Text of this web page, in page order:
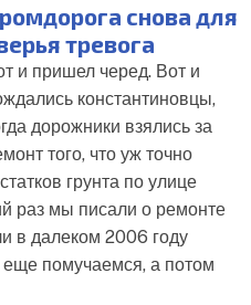
снова для
тревога
и пришел черед. Вот и
константиновцы,
дорожники взялись за
того, что уж точно
грунта по улице
раз мы писали о ремонте
в далеком 2006 году
помучаемся, а потом